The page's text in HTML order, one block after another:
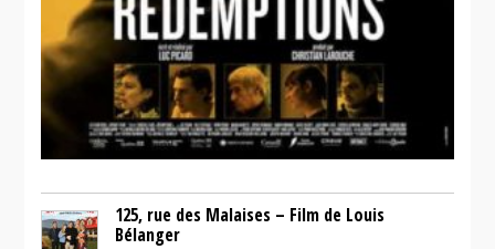
125, rue des Malaises – Film de Louis
Bélanger